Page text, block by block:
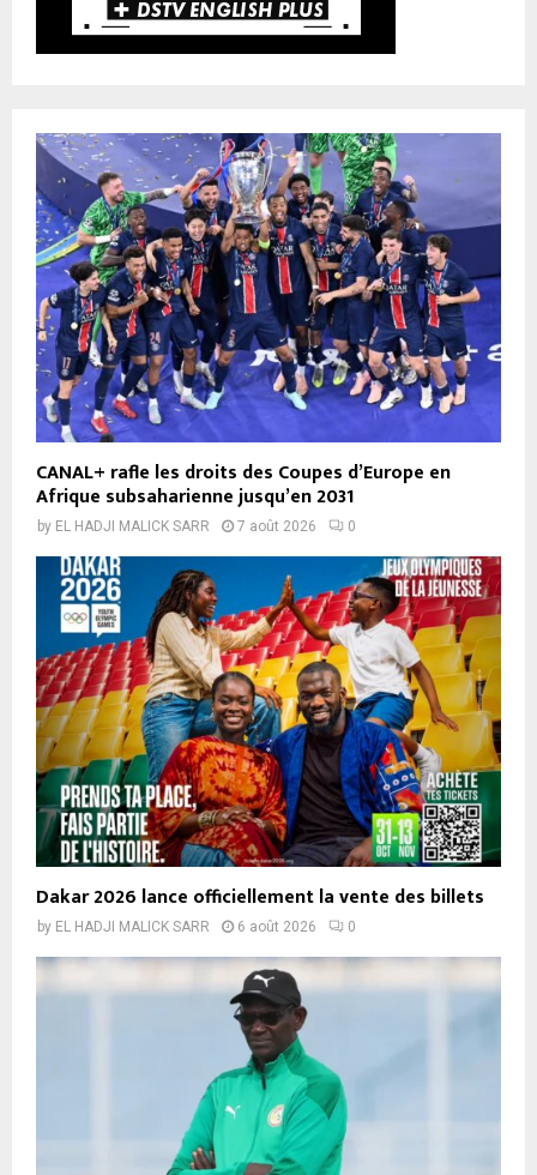
CANAL+ rafle les droits des Coupes d’Europe en
Afrique subsaharienne jusqu’en 2031
by EL HADJI MALICK SARR 7 août 2026 0
Dakar 2026 lance officiellement la vente des billets
by EL HADJI MALICK SARR 6 août 2026 0